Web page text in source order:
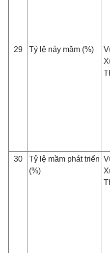
29
Tỷ lệ nảy mầm (%)
30
Tỷ lệ mầm phát triển
(%)